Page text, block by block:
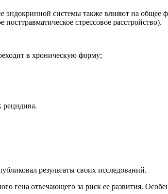
эндокринной системы также влияют на общее
стрессовое расстройство).
в хроническую форму;
рецидива.
результаты своих исследований.
гена отвечающего за риск ее развития.